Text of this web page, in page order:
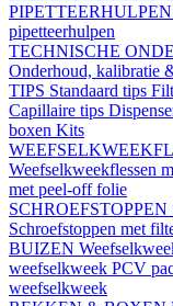
PIPETTEERHULPEN
pipetteerhulpen
TECHNISCHE
Onderhoud, kalibratie
TIPS Standaard tips
Capillaire tips
boxen Kits
Weefselkweekflessen
met peel-off folie
SCHROEFSTOPPEN
Schroefstoppen met
BUIZEN
weefselkweek PCV
weefselkweek